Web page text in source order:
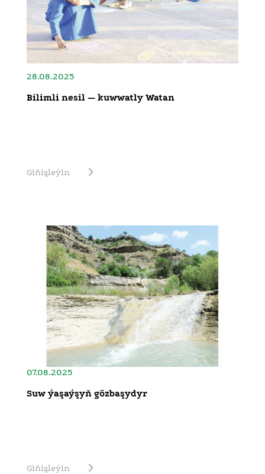
28.08.2025
Bilimli nesil — kuwwatly Watan
Giňişleýin
07.08.2025
Suw ýaşaýşyň gözbaşydyr
Giňişleýin